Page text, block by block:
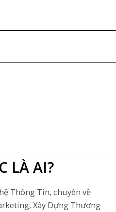
LÀ AI?
Thông Tin, chuyên về
Xây Dựng Thương